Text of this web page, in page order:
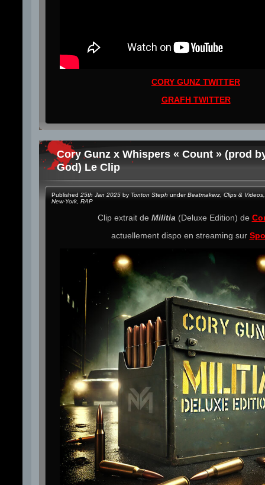
CORY GUNZ TWITTER
GRAFH TWITTER
Cory Gunz x Whispers « Count » (prod
God) Le Clip
Published 25th Jan 2025 by Tonton Steph underBeatmakerz Clips & Videos
New-York RAP
Clip extrait de Militia (Deluxe Edition) de
actuellement dispo en streaming sur